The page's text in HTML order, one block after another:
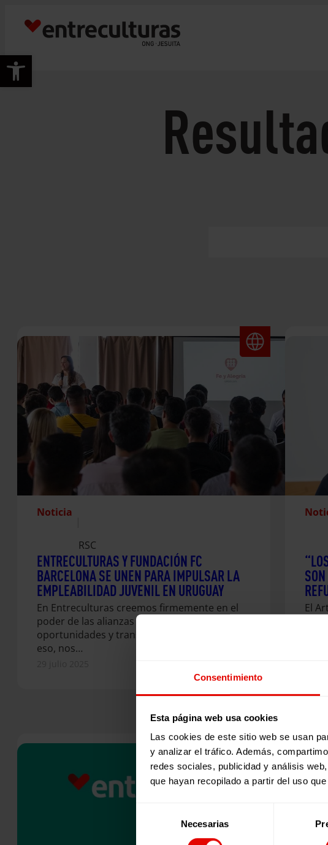
Consentimiento
Esta página web usa cookies
Las cookies de este sitio web se usan
y analizar el tráfico. Además,
redes sociales, publicidad y análisis
que hayan recopilado a partir del uso
consentimiento
Necesarias
Abrir barra de herramientas
Noticia
RSC
ENTRECULTURAS Y FUNDACIÓN FC
BARCELONA SE UNEN PARA IMPULSAR LA
EMPLEABILIDAD JUVENIL EN URUGUAY
En Entreculturas creemos firmemente en el
poder de las alianzas para generar nuevas
oportunidades y transformar realidades. Por
eso, nos…
El